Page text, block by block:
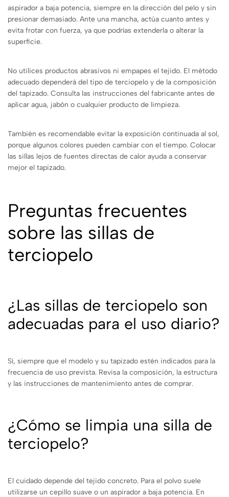
aspirador a baja potencia, siempre en la dirección del pelo y sin
presionar demasiado. Ante una mancha, actúa cuanto antes y
evita frotar con fuerza, ya que podrías extenderla o alterar la
superficie.
No utilices productos abrasivos ni empapes el tejido. El método
adecuado dependerá del tipo de terciopelo y de la composición
del tapizado. Consulta las instrucciones del fabricante antes de
aplicar agua, jabón o cualquier producto de limpieza.
También es recomendable evitar la exposición continuada al sol,
porque algunos colores pueden cambiar con el tiempo. Colocar
las sillas lejos de fuentes directas de calor ayuda a conservar
mejor el tapizado.
Preguntas frecuentes
sobre las sillas de
terciopelo
¿Las sillas de terciopelo son
adecuadas para el uso diario?
Sí, siempre que el modelo y su tapizado estén indicados para la
frecuencia de uso prevista. Revisa la composición, la estructura
y las instrucciones de mantenimiento antes de comprar.
¿Cómo se limpia una silla de
terciopelo?
El cuidado depende del tejido concreto. Para el polvo suele
utilizarse un cepillo suave o un aspirador a baja potencia. En